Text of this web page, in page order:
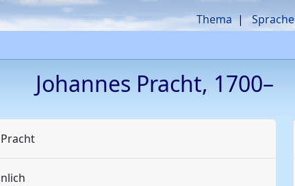
Thema Sprache
Johannes Pracht, 1700–
Pracht